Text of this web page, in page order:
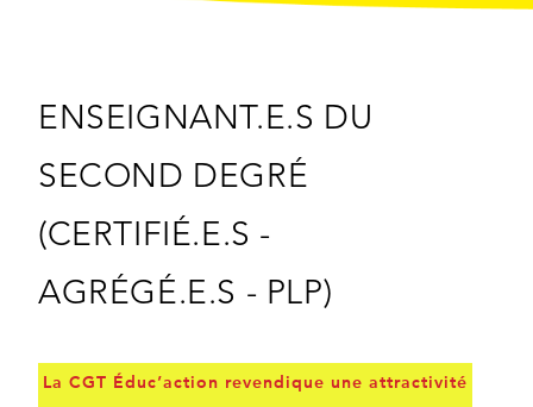
ENSEIGNANT.E.S DU
SECOND DEGRÉ
(CERTIFIÉ.E.S -
AGRÉGÉ.E.S - PLP)
La CGT Éduc’action revendique une attractivité